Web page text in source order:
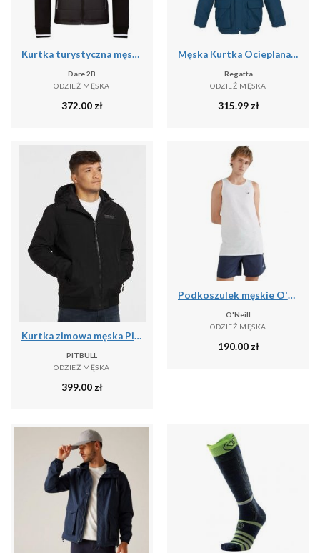
Kurtka turystyczna męska Dare2b Shield softshell
Dare 2B
ODZIEŻ MĘSKA
372.00 zł
Męska Kurtka Ocieplana Volter
Regatta
ODZIEŻ MĘSKA
315.99 zł
Kurtka zimowa męska Pitbull z kapturem Balboa II
PITBULL
ODZIEŻ MĘSKA
399.00 zł
Podkoszulek męskie O'Neill Jack's Base Tanktop
O'Neill
ODZIEŻ MĘSKA
190.00 zł